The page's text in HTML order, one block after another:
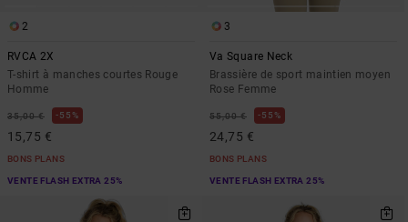
2
RVCA 2X
T-shirt à manches courtes Rouge
Homme
35,00 € 55%
15,75 €
BONS PLANS
VENTE FLASH EXTRA 25%
3
Va Square Neck
Brassière de sport maintien moyen
Rose Femme
55,00 € 55%
24,75 €
BONS PLANS
VENTE FLASH EXTRA 25%